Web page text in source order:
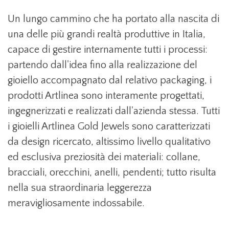
Un lungo cammino che ha portato alla nascita di
una delle più grandi realtà produttive in Italia,
capace di gestire internamente tutti i processi:
partendo dall'idea fino alla realizzazione del
gioiello accompagnato dal relativo packaging, i
prodotti Artlinea sono interamente progettati,
ingegnerizzati e realizzati dall'azienda stessa. Tutti
i gioielli Artlinea Gold Jewels sono caratterizzati
da design ricercato, altissimo livello qualitativo
ed esclusiva preziosità dei materiali: collane,
bracciali, orecchini, anelli, pendenti; tutto risulta
nella sua straordinaria leggerezza
meravigliosamente indossabile.